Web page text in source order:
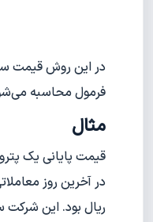
در این روش قیمت
فرمول محاسبه
مثال
قیمت پایانی یک